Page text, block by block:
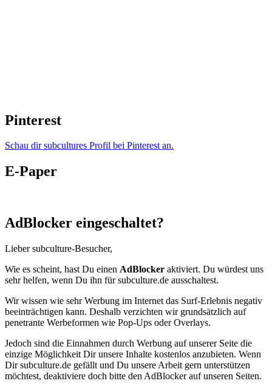
Pinterest
Schau dir subcultures Profil bei Pinterest an.
E-Paper
AdBlocker eingeschaltet?
Lieber subculture-Besucher,
Wie es scheint, hast Du einen AdBlocker aktiviert. Du würdest uns
sehr helfen, wenn Du ihn für subculture.de ausschaltest.
Wir wissen wie sehr Werbung im Internet das Surf-Erlebnis negativ
beeinträchtigen kann. Deshalb verzichten wir grundsätzlich auf
penetrante Werbeformen wie Pop-Ups oder Overlays.
Jedoch sind die Einnahmen durch Werbung auf unserer Seite die
einzige Möglichkeit Dir unsere Inhalte kostenlos anzubieten. Wenn
Dir subculture.de gefällt und Du unsere Arbeit gern unterstützen
möchtest, deaktiviere doch bitte den AdBlocker auf unseren Seiten.